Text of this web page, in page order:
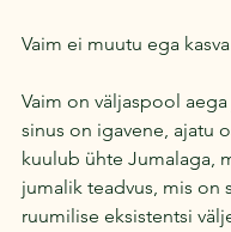
Vaim ei muutu ega
Vaim on väljaspool
sinus on igavene, ajatu
kuulub ühte Jumalaga,
jumalik teadvus, mis on
ruumilise eksistentsi